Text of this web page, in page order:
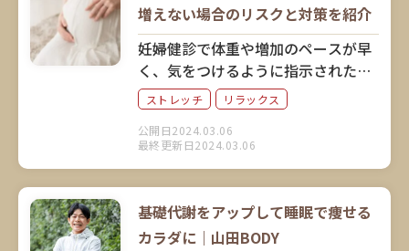
増えない場合のリスクと対策を紹介
ストレッチ リラックス
公開日2024.03.06
最終更新日2024.03.06
妊婦健診で体重や増加のペースが早
く、気をつけるように指示された場
合と、理想の体重増加ができていな
い場合、それぞれ気をつけるべきこ
とと対策について解説します。
基礎代謝をアップして睡眠で痩せる
カラダに｜山田BODY